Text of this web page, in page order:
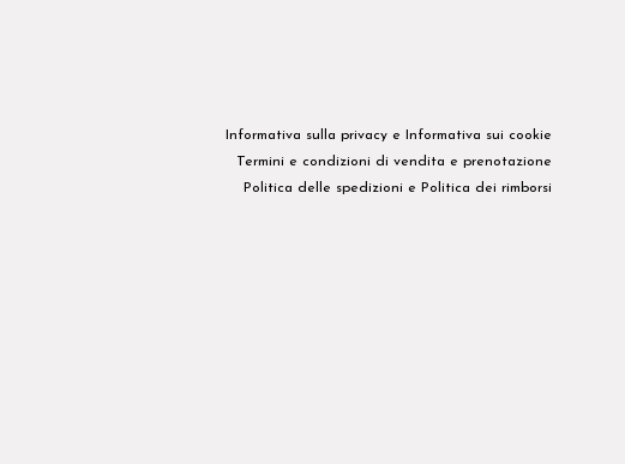
Informativa sulla privacy​ e
Informativa sui cookie
Termini e condizioni di vendita e prenotazione
Politica delle spedizioni e Politica dei rimborsi